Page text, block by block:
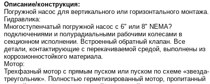
Описание/конструкция:
Погружной насос для вертикального или горизонтального монтажа.
Гидравлика:
Многоступенчатый погружной насос с 6" или 8" NEMA?
подключениями и полурадиальными рабочими колесами в
секционном исполнении. Встроенный обратный клапан. Все
детали, контактирующие с перекачиваемой средой, выполнены из
коррозионностойкого материала.
Мотор:
Трехфазный мотор с прямым пуском или пуском по схеме «звезда-
треугольник». Полностью герметизированный мотор, пропитанный